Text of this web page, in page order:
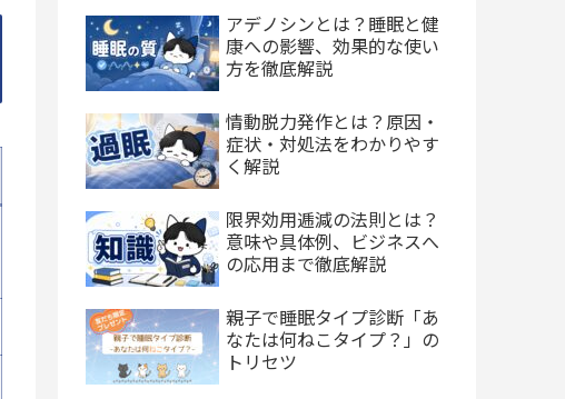
アデノシンとは？睡眠と健
康への影響、効果的な使い
方を徹底解説
情動脱力発作とは？原因・
症状・対処法をわかりやす
く解説
限界効用逓減の法則とは？
意味や具体例、ビジネスへ
の応用まで徹底解説
親子で睡眠タイプ診断「あ
なたは何ねこタイプ？」の
トリセツ